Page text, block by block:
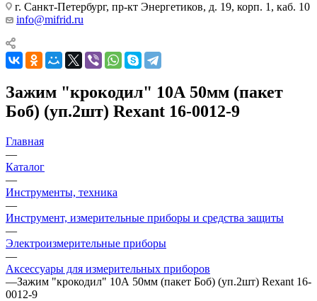
г. Санкт-Петербург, пр-кт Энергетиков, д. 19, корп. 1, каб. 10
info@mifrid.ru
Зажим "крокодил" 10А 50мм (пакет
Боб) (уп.2шт) Rexant 16-0012-9
Главная
—
Каталог
—
Инструменты, техника
—
Инструмент, измерительные приборы и средства защиты
—
Электроизмерительные приборы
—
Аксессуары для измерительных приборов
—Зажим "крокодил" 10А 50мм (пакет Боб) (уп.2шт) Rexant 16-
0012-9